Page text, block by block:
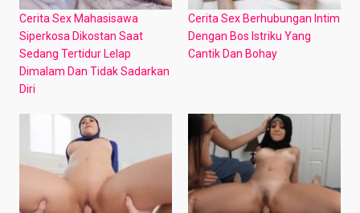
Cerita Sex Mahasisawa
Siperkosa Dikostan Saat
Sedang Tertidur Lelap
Dimalam Dan Tidak Sadarkan
Diri
Cerita Sex Berhubungan Intim
Dengan Bos Istriku Yang
Cantik Dan Bohay